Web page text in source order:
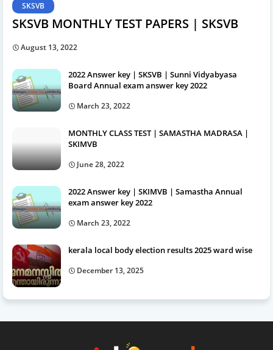
SKSVB
SKSVB MONTHLY TEST PAPERS | SKSVB
August 13, 2022
2022 Answer key | SKSVB | Sunni Vidyabyasa
Board Annual exam answer key 2022
March 23, 2022
MONTHLY CLASS TEST | SAMASTHA MADRASA |
SKIMVB
June 28, 2022
2022 Answer key | SKIMVB | Samastha Annual
exam answer key 2022
March 23, 2022
kerala local body election results 2025 ward wise
December 13, 2025